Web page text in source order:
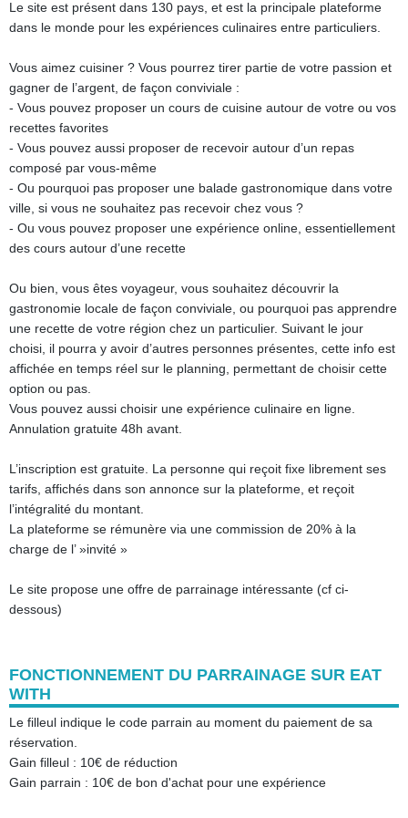
Le site est présent dans 130 pays, et est la principale plateforme
dans le monde pour les expériences culinaires entre particuliers.
Vous aimez cuisiner ? Vous pourrez tirer partie de votre passion et
gagner de l’argent, de façon conviviale :
- Vous pouvez proposer un cours de cuisine autour de votre ou vos
recettes favorites
- Vous pouvez aussi proposer de recevoir autour d’un repas
composé par vous-même
- Ou pourquoi pas proposer une balade gastronomique dans votre
ville, si vous ne souhaitez pas recevoir chez vous ?
- Ou vous pouvez proposer une expérience online, essentiellement
des cours autour d’une recette
Ou bien, vous êtes voyageur, vous souhaitez découvrir la
gastronomie locale de façon conviviale, ou pourquoi pas apprendre
une recette de votre région chez un particulier. Suivant le jour
choisi, il pourra y avoir d’autres personnes présentes, cette info est
affichée en temps réel sur le planning, permettant de choisir cette
option ou pas.
Vous pouvez aussi choisir une expérience culinaire en ligne.
Annulation gratuite 48h avant.
L’inscription est gratuite. La personne qui reçoit fixe librement ses
tarifs, affichés dans son annonce sur la plateforme, et reçoit
l’intégralité du montant.
La plateforme se rémunère via une commission de 20% à la
charge de l’ »invité »
Le site propose une offre de parrainage intéressante (cf ci-
dessous)
FONCTIONNEMENT DU PARRAINAGE SUR EAT
WITH
Le filleul indique le code parrain au moment du paiement de sa
réservation.
Gain filleul : 10€ de réduction
Gain parrain : 10€ de bon d'achat pour une expérience